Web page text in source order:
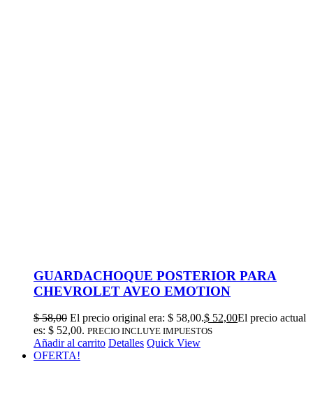
GUARDACHOQUE POSTERIOR PARA
CHEVROLET AVEO EMOTION
$58,00 El precio original era: $ 58,00.$ 52,00El precio actual
es: $ 52,00. PRECIO INCLUYE IMPUESTOS
Añadir al carrito Detalles Quick View
OFERTA!